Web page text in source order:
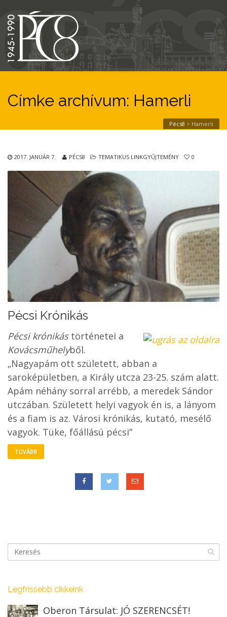
Címke archívum: Hamerli
Pécs8 > Hamerli
2017. JANUÁR 7. PÉCS8 TEMATIKUS LINKGYŰJTEMÉNY 0
Pécsi Krónikás
Pécsi krónikástörténetei a
Kovácsműhelyből.
„Nagyapám ott született, abban a
saroképületben, a Király utcza 23-25. szám alatt.
Apám néhány sorral arrébb, a meredek Sándor
utczában. Született helyi vagyok én is, a lányom
és a fiam is az. Városi krónikás, kutató, mesélő
vagyok. Tüke, főállású pécsi”
TOVÁBB
Legfrissebb cikkeink
Oberon Társulat: JÓ SZERENCSÉT!